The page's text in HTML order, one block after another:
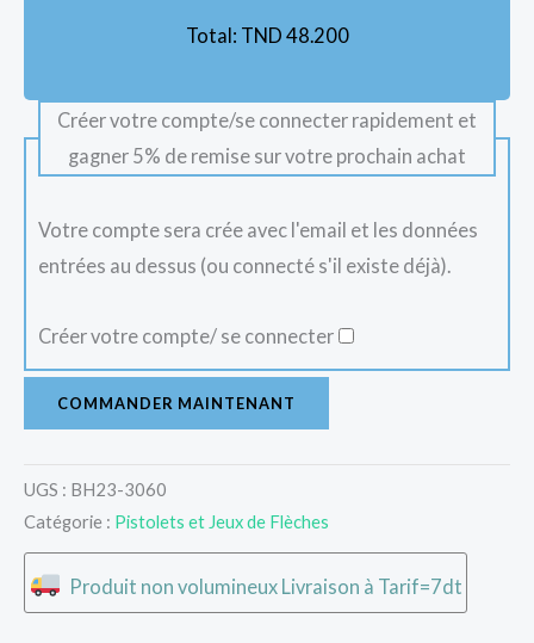
Total: TND 48.200
Créer votre compte/se connecter rapidement et
gagner 5% de remise sur votre prochain achat
Votre compte sera crée avec l'email et les données
entrées au dessus (ou connecté s'il existe déjà).
Créer votre compte/ se connecter
COMMANDER MAINTENANT
UGS : BH23-3060
Catégorie : Pistolets et Jeux de Flèches
Produit non volumineux Livraison à Tarif=7dt